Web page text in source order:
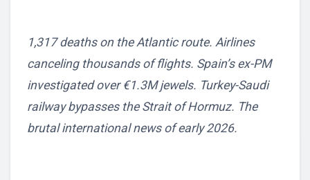
1,317 deaths on the Atlantic route. Airlines
canceling thousands of flights. Spain’s ex-PM
investigated over €1.3M jewels. Turkey-Saudi
railway bypasses the Strait of Hormuz. The
brutal international news of early 2026.